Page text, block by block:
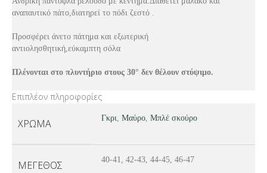
αναπαυτικό πάτο,διατηρεί το πόδι ζεστό .
Προσφέρει άνετο πάτημα και εξωτερική
αντιολησθητική,εύκαμπτη σόλα
Πλένονται στο πλυντήριο στους 30° δεν θέλουν στύψιμο.
Επιπλέον πληροφορίες
ΧΡΏΜΑ Γκρι, Μαύρο, Μπλέ σκούρο
ΜΈΓΕΘΟΣ 40-41, 42-43, 44-45, 46-47